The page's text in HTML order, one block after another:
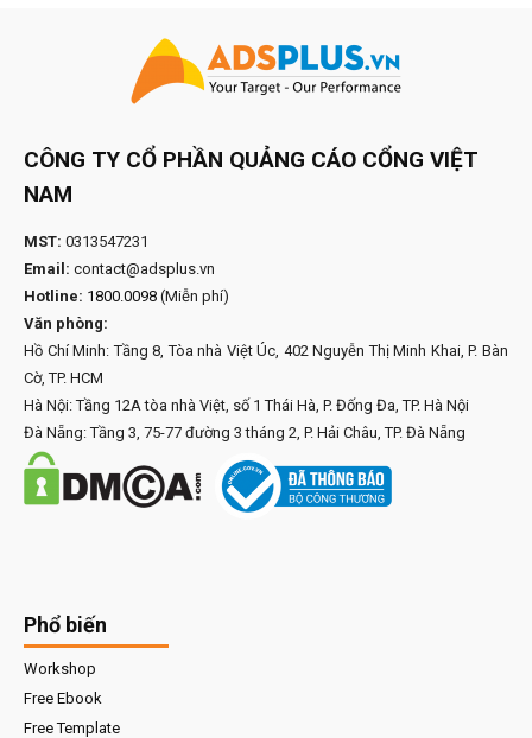
CÔNG TY CỔ PHẦN QUẢNG CÁO CỔNG VIỆT
NAM
MST: 0313547231
Email: contact@adsplus.vn
Hotline: 1800.0098 (Miễn phí)
Văn phòng:
Hồ Chí Minh: Tầng 8, Tòa nhà Việt Úc, 402 Nguyễn Thị Minh Khai, P. Bàn
Cờ, TP. HCM
Hà Nội: Tầng 12A tòa nhà Việt, số 1 Thái Hà, P. Đống Đa, TP. Hà Nội
Đà Nẵng: Tầng 3, 75-77 đường 3 tháng 2, P. Hải Châu, TP. Đà Nẵng
Phổ biến
Workshop
Free Ebook
Free Template